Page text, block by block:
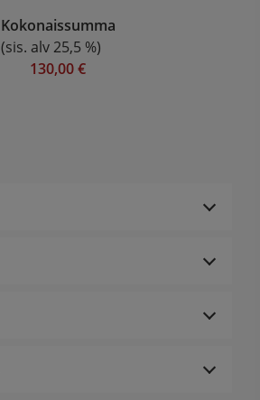
Kokonaissumma
(sis. alv 25,5 %)
130,00 €